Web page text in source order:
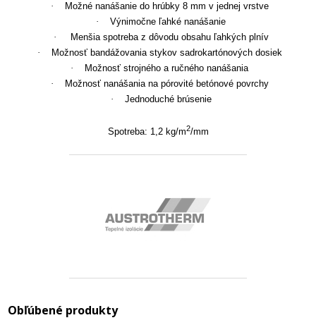
·
Možné nanášanie do hrúbky 8 mm v jednej vrstve
·
Výnimočne ľahké nanášanie
·
Menšia spotreba z dôvodu obsahu ľahkých plnív
·
Možnosť bandážovania stykov sadrokartónových dosiek
·
Možnosť strojného a ručného nanášania
·
Možnosť nanášania na pórovité betónové povrchy
·
Jednoduché brúsenie
Spotreba: 1,2 kg/m2/mm
Obľúbené produkty